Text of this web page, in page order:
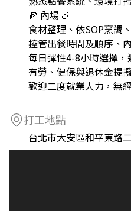
🍕 內場 🍗
食材整理、依SOP烹調
控管出餐時間及順序、
每日彈性4-8小時選擇，
有勞、健保與退休金提
歡迎二度就業人力，無
打工地點
台北市大安區和平東路